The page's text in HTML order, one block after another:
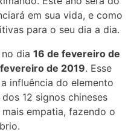
em sua vida, e como
para o seu dia a dia.
dia 16 de fevereiro de
de 2019. Esse
influência do elemento
12 signos chineses
empatia, fazendo o